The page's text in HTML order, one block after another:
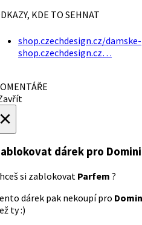
KDE TO SEHNAT
shop.czechdesign.cz/
shop.czechdesign.cz…
dárek pro
si zablokovat Parfem ?
dárek pak nekoupí pro
ty :)